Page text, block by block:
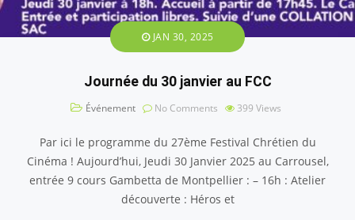
JAN 30, 2025
Journée du 30 janvier au FCC
Événement No Comments 399 Views
Par ici le programme du 27ème Festival Chrétien du
Cinéma ! Aujourd’hui, Jeudi 30 Janvier 2025 au Carrousel,
entrée 9 cours Gambetta de Montpellier : – 16h : Atelier
découverte : Héros et